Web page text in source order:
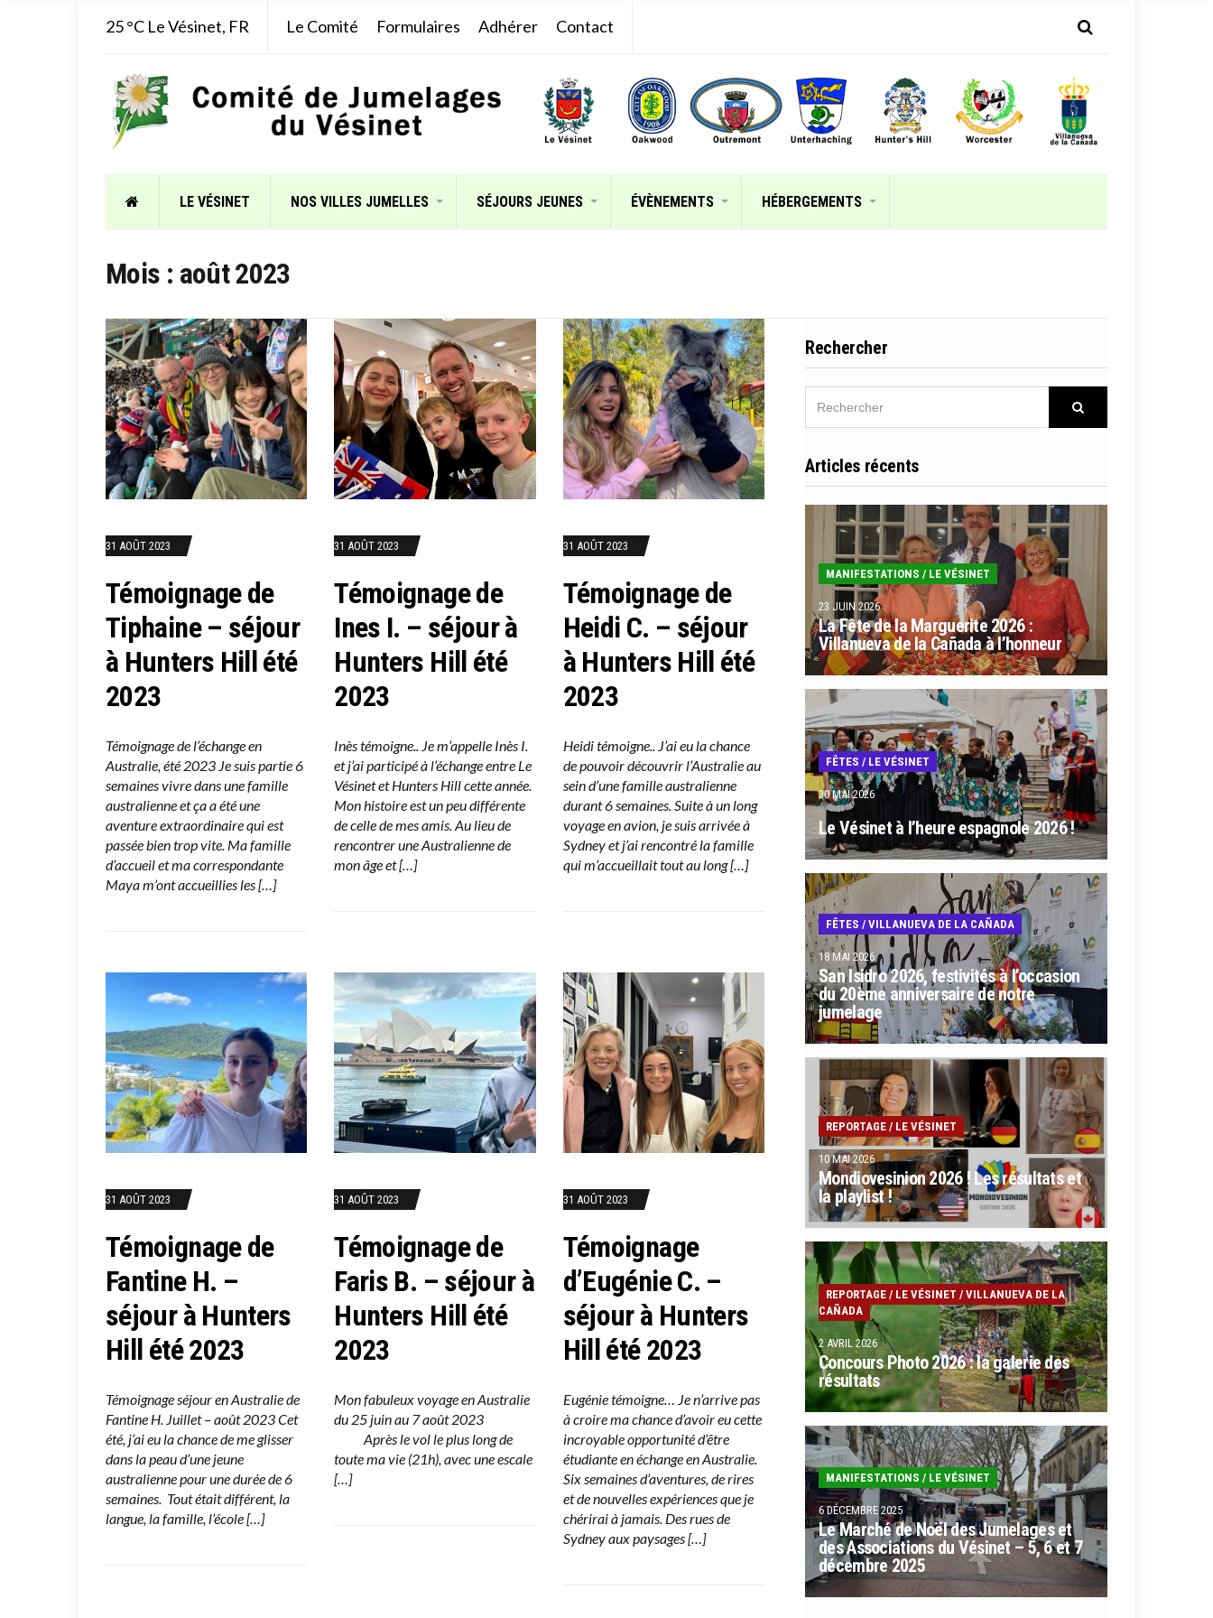
25 °C Le Vésinet, FR Le Comité Formulaires Adhérer Contact
LE VÉSINET NOS VILLES JUMELLES SÉJOURS JEUNES ÉVÈNEMENTS HÉBERGEMENTS
Mois : août 2023
31 AOÛT 2023
Témoignage de
Tiphaine – séjour
à Hunters Hill été
2023
Témoignage de l’échange en
Australie, été 2023 Je suis partie 6
semaines vivre dans une famille
australienne et ça a été une
aventure extraordinaire qui est
passée bien trop vite. Ma famille
d’accueil et ma correspondante
Maya m’ont accueillies les […]
31 AOÛT 2023
Témoignage de
Ines I. – séjour à
Hunters Hill été
2023
Inès témoigne.. Je m’appelle Inès I.
et j’ai participé à l’échange entre Le
Vésinet et Hunters Hill cette année.
Mon histoire est un peu différente
de celle de mes amis. Au lieu de
rencontrer une Australienne de
mon âge et […]
31 AOÛT 2023
Témoignage de
Heidi C. – séjour
à Hunters Hill été
2023
Heidi témoigne.. J’ai eu la chance
de pouvoir découvrir l’Australie au
sein d’une famille australienne
durant 6 semaines. Suite à un long
voyage en avion, je suis arrivée à
Sydney et j’ai rencontré la famille
qui m’accueillait tout au long […]
31 AOÛT 2023
Témoignage de
Fantine H. –
séjour à Hunters
Hill été 2023
Témoignage séjour en Australie de
Fantine H. Juillet – août 2023 Cet
été, j’ai eu la chance de me glisser
dans la peau d’une jeune
australienne pour une durée de 6
semaines. Tout était différent, la
langue, la famille, l’école […]
31 AOÛT 2023
Témoignage de
Faris B. – séjour à
Hunters Hill été
2023
Mon fabuleux voyage en Australie
du 25 juin au 7 août 2023
Après le vol le plus long de
toute ma vie (21h), avec une escale
[…]
31 AOÛT 2023
Témoignage
d’Eugénie C. –
séjour à Hunters
Hill été 2023
Eugénie témoigne… Je n’arrive pas
à croire ma chance d’avoir eu cette
incroyable opportunité d’être
étudiante en échange en Australie.
Six semaines d’aventures, de rires
et de nouvelles expériences que je
chérirai à jamais. Des rues de
Sydney aux paysages […]
Rechercher
Articles récents
MANIFESTATIONS / LE VÉSINET
23 JUIN 2026
La Fête de la Marguerite 2026 :
Villanueva de la Cañada à l’honneur
FÊTES / LE VÉSINET
30 MAI 2026
Le Vésinet à l’heure espagnole 2026 !
FÊTES /VILLANUEVA DE LA CAÑADA
18 MAI 2026
San Isidro 2026, festivités à l’occasion
du 20ème anniversaire de notre
jumelage
REPORTAGE / LE VÉSINET
10 MAI 2026
Mondiovesinion 2026 ! Les résultats et
la playlist !
REPORTAGE / LE VÉSINET /VILLANUEVA DE LA
CAÑADA
2 AVRIL 2026
Concours Photo 2026 : la galerie des
résultats
MANIFESTATIONS / LE VÉSINET
6 DÉCEMBRE 2025
Le Marché de Noël des Jumelages et
des Associations du Vésinet – 5, 6 et 7
décembre 2025